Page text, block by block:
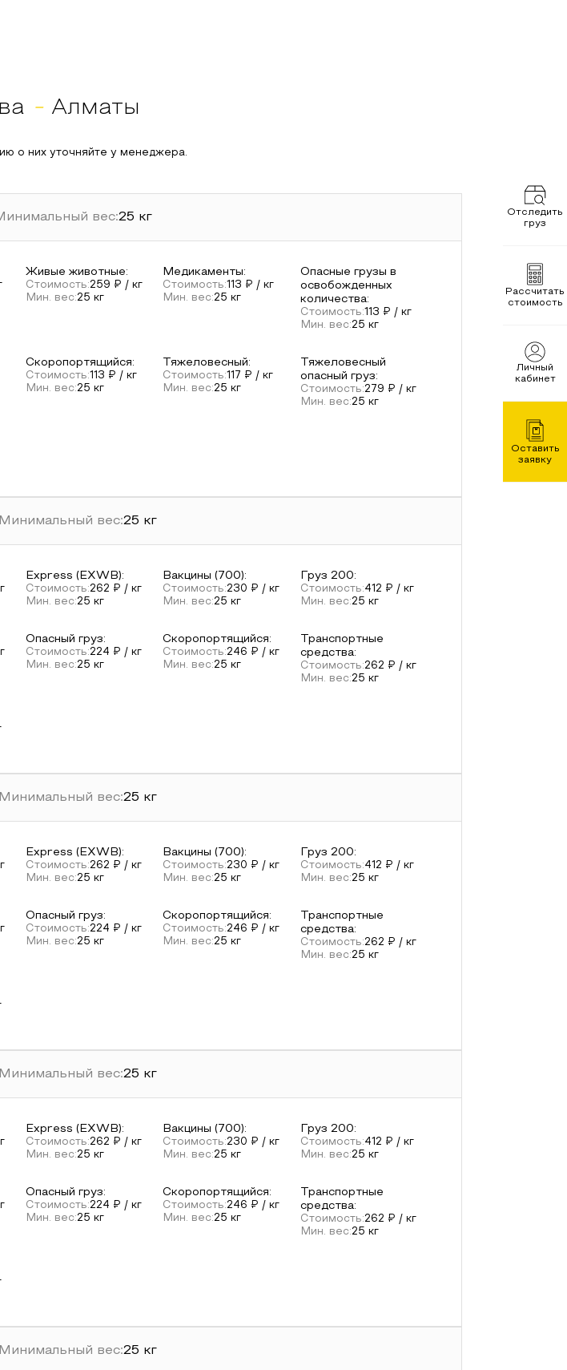
Отследить
груз
Рассчитать
стоимость
Личный
кабинет
Оставить
заявку
- Алматы
о них уточняйте у менеджера.
вес:25 кг
Живые животные:
Стоимость:259 ₽ / кг
Мин. вес:25 кг
Медикаменты:
Стоимость:113 ₽ / кг
Мин. вес:25 кг
Опасные грузы в
освобожденных
количества:
Стоимость:113 ₽ / кг
Мин. вес:25 кг
Скоропортящийся:
Стоимость:113 ₽ / кг
Мин. вес:25 кг
Тяжеловесный:
Стоимость:117 ₽ / кг
Мин. вес:25 кг
Тяжеловесный
опасный груз:
Стоимость:279 ₽ / кг
Мин. вес:25 кг
Минимальный вес:25 кг
Express (EXWB):
Стоимость:262 ₽ / кг
Мин. вес:25 кг
Вакцины (700):
Стоимость:230 ₽ / кг
Мин. вес:25 кг
Груз 200:
Стоимость:412 ₽ / кг
Мин. вес:25 кг
Опасный груз:
Стоимость:224 ₽ / кг
Мин. вес:25 кг
Скоропортящийся:
Стоимость:246 ₽ / кг
Мин. вес:25 кг
Транспортные
средства:
Стоимость:262 ₽ / кг
Мин. вес:25 кг
Минимальный вес:25 кг
Express (EXWB):
Стоимость:262 ₽ / кг
Мин. вес:25 кг
Вакцины (700):
Стоимость:230 ₽ / кг
Мин. вес:25 кг
Груз 200:
Стоимость:412 ₽ / кг
Мин. вес:25 кг
Опасный груз:
Стоимость:224 ₽ / кг
Мин. вес:25 кг
Скоропортящийся:
Стоимость:246 ₽ / кг
Мин. вес:25 кг
Транспортные
средства:
Стоимость:262 ₽ / кг
Мин. вес:25 кг
Минимальный вес:25 кг
Express (EXWB):
Стоимость:262 ₽ / кг
Мин. вес:25 кг
Вакцины (700):
Стоимость:230 ₽ / кг
Мин. вес:25 кг
Груз 200:
Стоимость:412 ₽ / кг
Мин. вес:25 кг
Опасный груз:
Стоимость:224 ₽ / кг
Мин. вес:25 кг
Скоропортящийся:
Стоимость:246 ₽ / кг
Мин. вес:25 кг
Транспортные
средства:
Стоимость:262 ₽ / кг
Мин. вес:25 кг
Минимальный вес:25 кг